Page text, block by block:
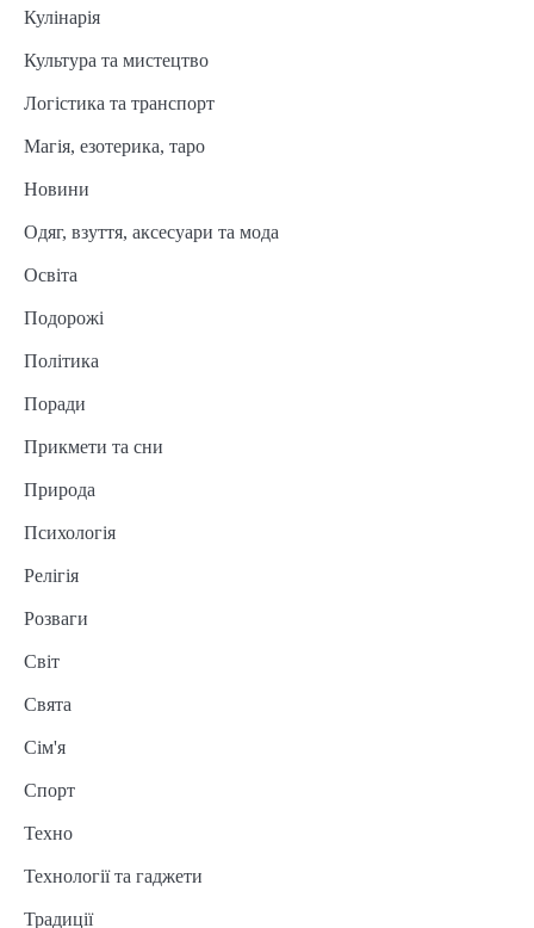
Кулінарія
Культура та мистецтво
Логістика та транспорт
Магія, езотерика, таро
Новини
Одяг, взуття, аксесуари та мода
Освіта
Подорожі
Політика
Поради
Прикмети та сни
Природа
Психологія
Релігія
Розваги
Світ
Свята
Сім'я
Спорт
Техно
Технології та гаджети
Традиції